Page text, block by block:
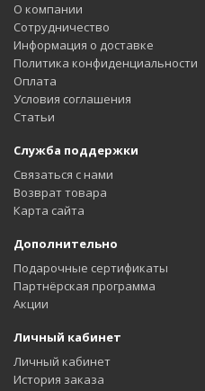
О компании
Сотрудничество
Информация о доставке
Политика конфиденциальности
Оплата
Условия соглашения
Статьи
Служба поддержки
Связаться с нами
Возврат товара
Карта сайта
Дополнительно
Подарочные сертификаты
Партнёрская программа
Акции
Личный кабинет
Личный кабинет
История заказа